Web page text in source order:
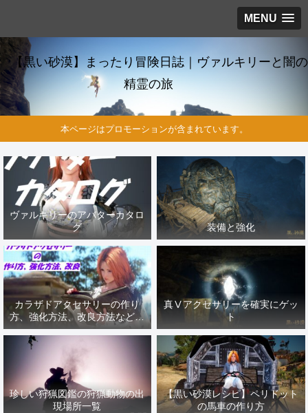
MENU
【黒い砂漠】まったり冒険日誌｜ヴァルキリーと闇の
精霊の旅
本ページはプロモーションが含まれています。
ヴァルキリーのアバターカタロ
グ
装備と強化
カラザドアクセサリーの作り
方、強化方法、改良方法などま
とめ【黒い砂漠冒険日誌１４１
真Ⅴアクセサリーを確実にゲッ
ト
珍しい狩猟図鑑の狩猟動物の出
現場所一覧
【黒い砂漠レシピ】ペリドット
の馬車の作り方